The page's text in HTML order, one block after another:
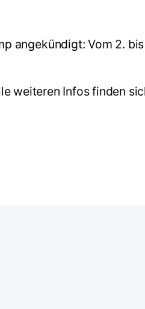
angekündigt: Vom 2.
weiteren Infos finden